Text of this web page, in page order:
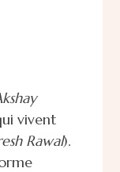
vivent
Rawal).